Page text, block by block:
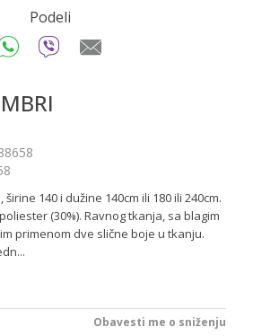
Podeli
širine 140 i dužine 140cm ili 180 ili 240cm.
(30%). Ravnog tkanja, sa blagim
primenom dve slične boje u tkanju.
...
Obavesti me o sniženju